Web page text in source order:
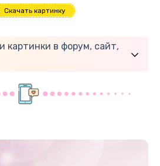
Скачать картинку
картинки в форум, сайт,